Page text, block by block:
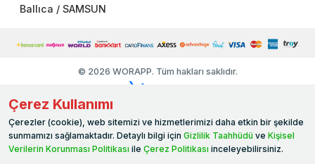
Ballıca / SAMSUN
© 2026 WORAPP. Tüm hakları saklıdır.
Çerez Kullanımı
Çerezler (cookie), web sitemizi ve hizmetlerimizi daha etkin bir şekilde
sunmamızı sağlamaktadır. Detaylı bilgi için Gizlilik Taahhüdü ve Kişisel
Verilerin Korunması Politikası ile Çerez Politikası inceleyebilirsiniz.